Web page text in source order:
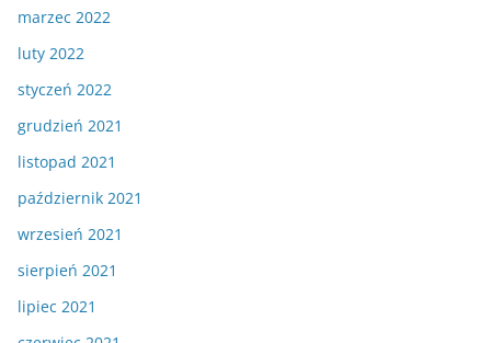
marzec 2022
luty 2022
styczeń 2022
grudzień 2021
listopad 2021
październik 2021
wrzesień 2021
sierpień 2021
lipiec 2021